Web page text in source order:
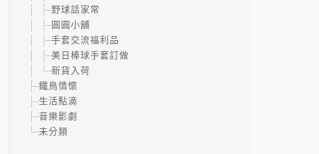
野球話家常
圓圓小舖
手套交流福利品
美日棒球手套訂做
新貨入荷
鐵鳥情懷
生活點滴
音樂影劇
未分類